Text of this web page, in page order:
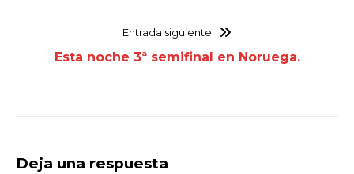
Entrada siguiente
Esta noche 3ª semifinal en Noruega.
Deja una respuesta